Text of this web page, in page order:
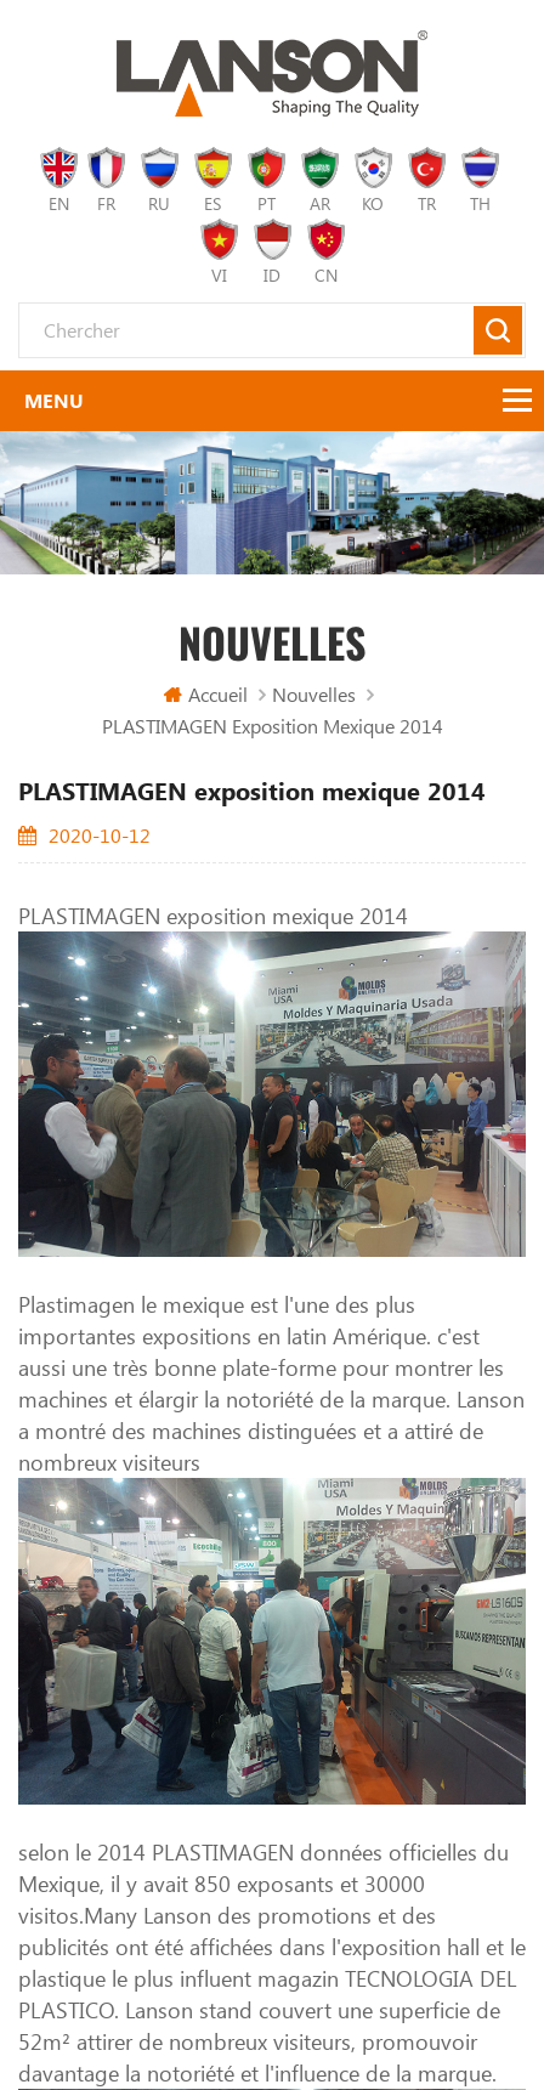
EN FR RU ES PT AR KO TR TH
VI ID CN
NOUVELLES
Accueil
Nouvelles
PLASTIMAGEN Exposition Mexique 2014
PLASTIMAGEN exposition mexique 2014
2020-10-12
PLASTIMAGEN exposition mexique 2014
Plastimagen le mexique est l'une des plus
importantes expositions en latin Amérique. c'est
aussi une très bonne plate-forme pour montrer les
machines et élargir la notoriété de la marque. Lanson
a montré des machines distinguées et a attiré de
nombreux visiteurs
selon le 2014 PLASTIMAGEN données officielles du
Mexique, il y avait 850 exposants et 30000
visitos.Many Lanson des promotions et des
publicités ont été affichées dans l'exposition hall et le
plastique le plus influent magazin TECNOLOGIA DEL
PLASTICO. Lanson stand couvert une superficie de
52m² attirer de nombreux visiteurs, promouvoir
davantage la notoriété et l'influence de la marque.